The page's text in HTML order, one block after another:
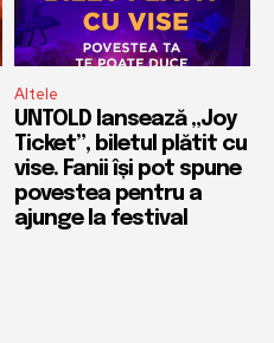
Altele
UNTOLD lansează „Joy
Ticket”, biletul plătit cu
vise. Fanii își pot spune
povestea pentru a
ajunge la festival